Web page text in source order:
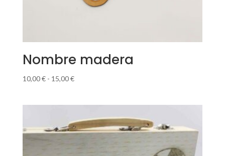
Nombre madera
10,00€ - 15,00€Rango
10,00 €
hasta